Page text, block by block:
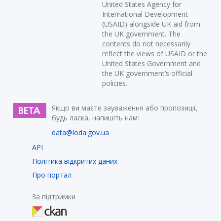
United States Agency for
International Development
(USAID) alongside UK aid from
the UK government. The
contents do not necessarily
reflect the views of USAID or the
United States Government and
the UK government’s official
policies.
Якщо ви маєте зауваження або пропозиції,
будь ласка, напишіть нам:
data@loda.gov.ua
API
Політика відкритих даних
Про портал
За підтримки